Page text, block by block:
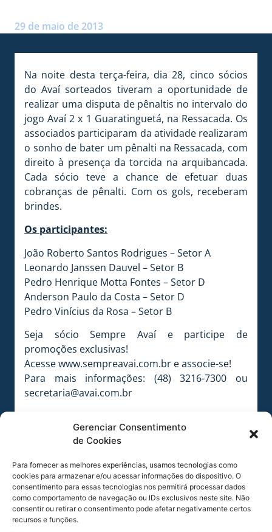
Gerenciar Consentimento
de Cookies
Para fornecer as melhores experiências, usamos tecnologias como
cookies para armazenar e/ou acessar informações do dispositivo. O
consentimento para essas tecnologias nos permitirá processar dados
como comportamento de navegação ou IDs exclusivos neste site. Não
consentir ou retirar o consentimento pode afetar negativamente certos
recursos e funções.
29 de maio de 2013
Na noite desta terça-feira, dia 28, cinco sócios
do Avaí sorteados tiveram a oportunidade de
realizar uma disputa de pênaltis no intervalo do
jogo Avaí 2 x 1 Guaratinguetá, na Ressacada. Os
associados participaram da atividade realizaram
o sonho de bater um pênalti na Ressacada, com
direito à presença da torcida na arquibancada.
Cada sócio teve a chance de efetuar duas
cobranças de pênalti. Com os gols, receberam
brindes.
Os participantes:
João Roberto Santos Rodrigues – Setor A
Leonardo Janssen Dauvel – Setor B
Pedro Henrique Motta Fontes – Setor D
Anderson Paulo da Costa – Setor D
Pedro Vinícius da Rosa – Setor B
Seja sócio Sempre Avaí e participe de
promoções exclusivas!
Acesse www.sempreavai.com.br e associe-se!
Para mais informações: (48) 3216-7300 ou
secretaria@avai.com.br
Foto: Guilherme Lopes
COMPARTILHE ESSA NOTÍCIA
MAIS NOTÍCIAS